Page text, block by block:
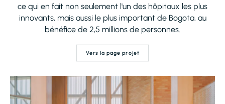
ce qui en fait non seulement l'un des hôpitaux les plus
innovants, mais aussi le plus important de Bogota, au
bénéfice de 2,5 millions de personnes.
Vers la page projet